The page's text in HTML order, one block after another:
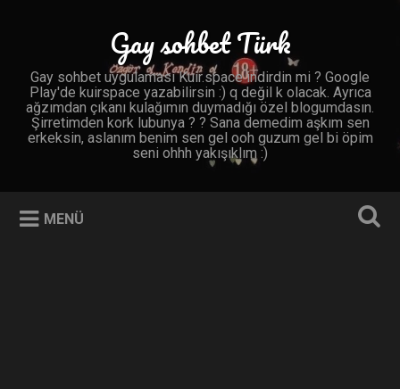
Gay sohbet Türk
Gay sohbet uygulaması Kuir.space indirdin mi ? Google
Play'de kuirspace yazabilirsin :) q değil k olacak. Ayrıca
ağzımdan çıkanı kulağımın duymadığı özel blogumdasın.
Şirretimden kork lubunya ? ? Sana demedim aşkım sen
erkeksin, aslanım benim sen gel ooh guzum gel bi öpim
seni ohhh yakışıklım :)
MENÜ